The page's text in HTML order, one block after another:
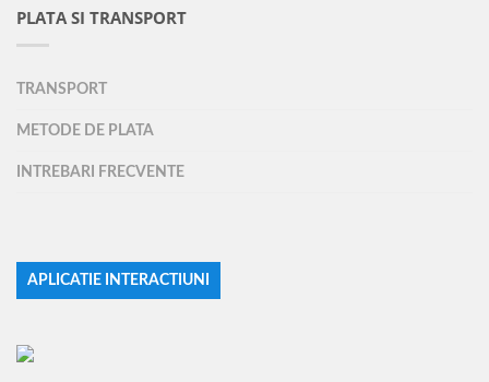
PLATA SI TRANSPORT
TRANSPORT
METODE DE PLATA
INTREBARI FRECVENTE
APLICATIE INTERACTIUNI